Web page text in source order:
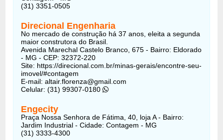
(31) 3351-0505
Direcional Engenharia
No mercado de construção há 37 anos, eleita a segunda
maior construtora do Brasil.
Avenida Marechal Castelo Branco, 675 - Bairro: Eldorado
- MG - CEP: 32372-220
Site: https://direcional.com.br/minas-gerais/encontre-seu-
imovel/#contagem
E-mail:altair.florenza@gmail.com
Celular: (31) 99307-0180
Engecity
Praça Nossa Senhora de Fátima, 40, loja A - Bairro:
Jardim Industrial - Cidade: Contagem - MG
(31) 3333-4300